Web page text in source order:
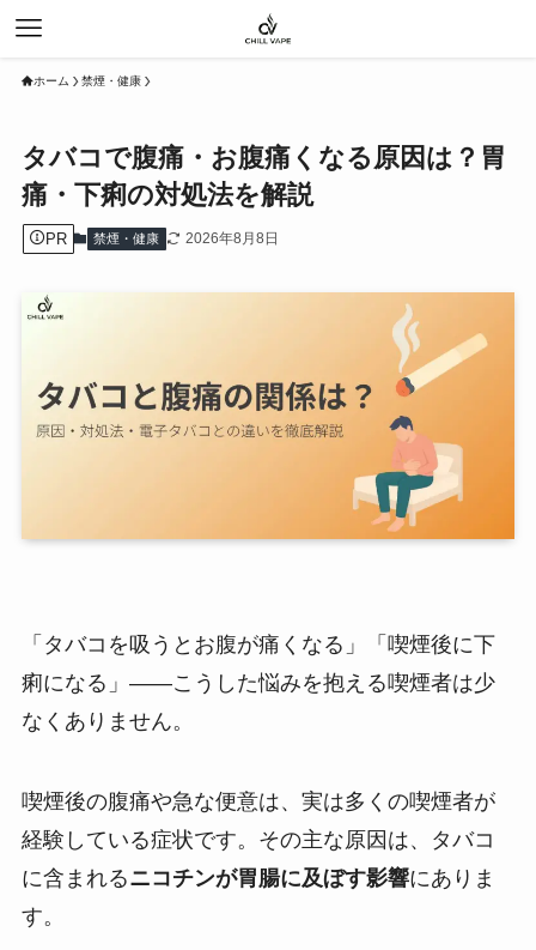
ホーム 禁煙・健康
タバコで腹痛・お腹痛くなる原因は？胃
痛・下痢の対処法を解説
PR 禁煙・健康 2026年8月8日
「タバコを吸うとお腹が痛くなる」「喫煙後に下
痢になる」――こうした悩みを抱える喫煙者は少
なくありません。
喫煙後の腹痛や急な便意は、実は多くの喫煙者が
経験している症状です。その主な原因は、タバコ
に含まれるニコチンが胃腸に及ぼす影響にありま
す。